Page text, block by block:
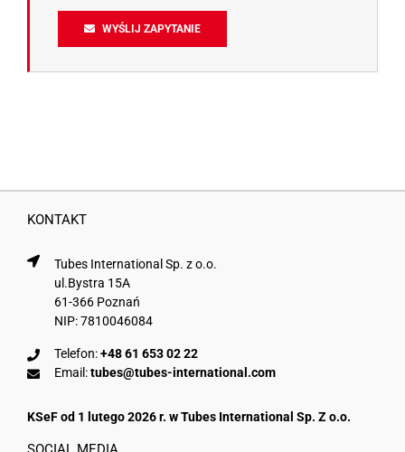
WYŚLIJ ZAPYTANIE
KONTAKT
Tubes International Sp. z o.o.
ul.Bystra 15A
61-366 Poznań
NIP: 7810046084
Telefon:+48 61 653 02 22
Email:tubes@tubes-international.com
KSeF od 1 lutego 2026 r. w Tubes International Sp. Z o.o.